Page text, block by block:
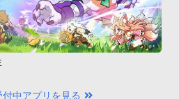
中アプリを見る